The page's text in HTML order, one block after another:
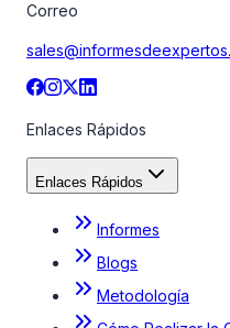
Correo
Enlaces Rápidos
Enlaces Rápidos
Informes
Blogs
Metodología